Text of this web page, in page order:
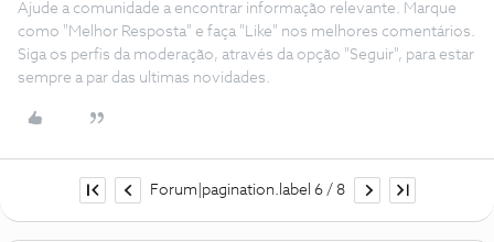
Ajude a comunidade a encontrar informação relevante. Marque
como "Melhor Resposta" e faça "Like" nos melhores comentários.
Siga os perfis da moderação, através da opção "Seguir", para estar
sempre a par das ultimas novidades.
Forum|pagination.label 6 / 8